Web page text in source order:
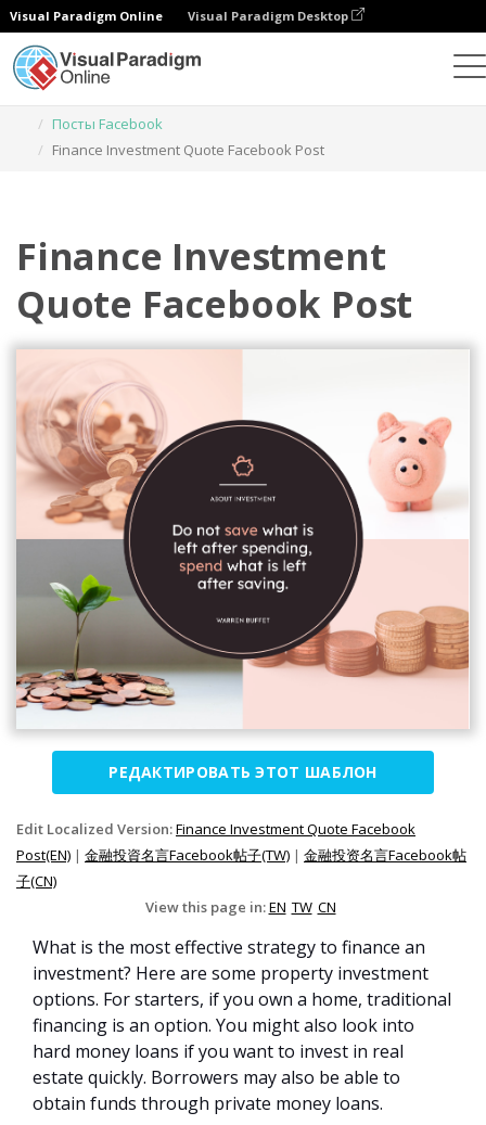
Visual Paradigm Online Visual Paradigm Desktop
Посты Facebook
Finance Investment Quote Facebook Post
Finance Investment
Quote Facebook Post
РЕДАКТИРОВАТЬ ЭТОТ ШАБЛОН
Edit Localized Version:Finance Investment Quote Facebook
Post(EN) | 金融投資名言Facebook帖子(TW) | 金融投资名言Facebook帖
子(CN)
View this page in:EN TW CN
What is the most effective strategy to finance an
investment? Here are some property investment
options. For starters, if you own a home, traditional
financing is an option. You might also look into
hard money loans if you want to invest in real
estate quickly. Borrowers may also be able to
obtain funds through private money loans.